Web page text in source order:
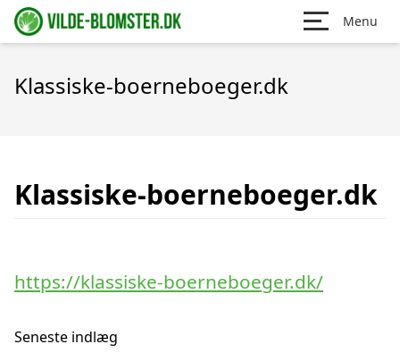
Menu
Klassiske-boerneboeger.dk
Klassiske-boerneboeger.dk
https://klassiske-boerneboeger.dk/
Seneste indlæg